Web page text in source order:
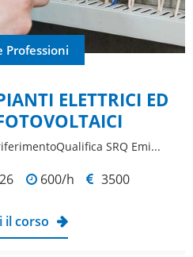
Professioni
ELETTRICI ED
SRQ Emi...
600/h 3500
il corso